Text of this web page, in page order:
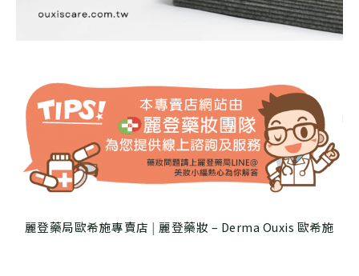
麗登藥局歐希施專賣店 | 麗登藥妝 – Derma Ouxis 歐希施